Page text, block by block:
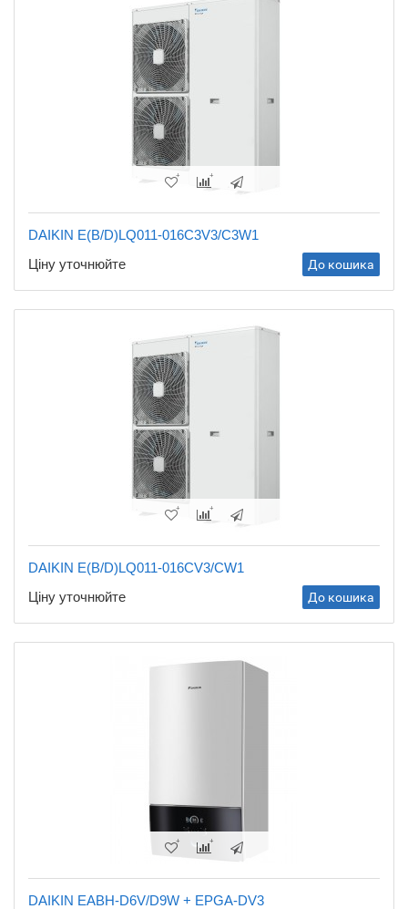
DAIKIN E(B/D)LQ011-016C3V3/C3W1
Ціну уточнюйте
До кошика
DAIKIN E(B/D)LQ011-016CV3/CW1
Ціну уточнюйте
До кошика
DAIKIN EABH-D6V/D9W + EPGA-DV3